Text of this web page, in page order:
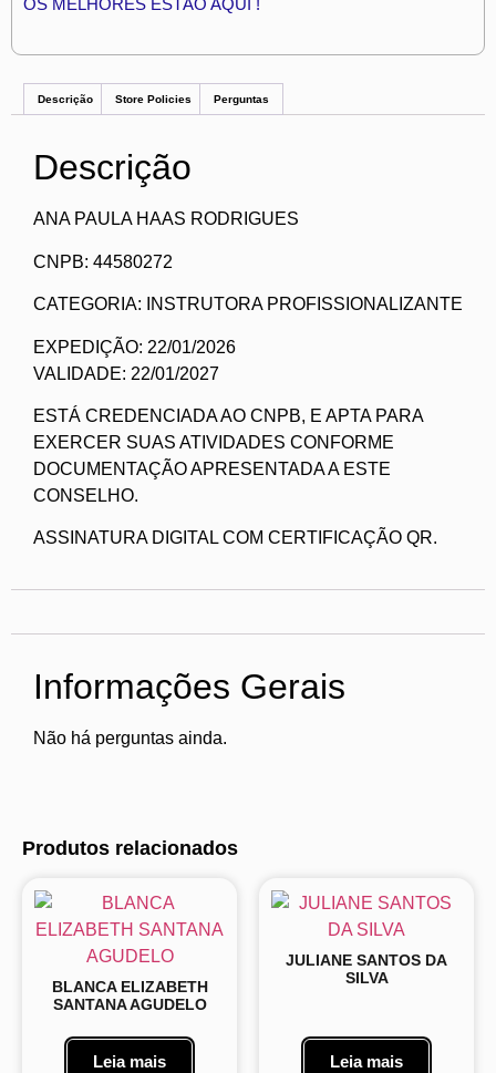
OS MELHORES ESTÃO AQUI !
Descrição Store Policies Perguntas
Descrição
ANA PAULA HAAS RODRIGUES
CNPB: 44580272
CATEGORIA: INSTRUTORA PROFISSIONALIZANTE
EXPEDIÇÃO: 22/01/2026
VALIDADE: 22/01/2027
ESTÁ CREDENCIADA AO CNPB, E APTA PARA
EXERCER SUAS ATIVIDADES CONFORME
DOCUMENTAÇÃO APRESENTADA A ESTE
CONSELHO.
ASSINATURA DIGITAL COM CERTIFICAÇÃO QR.
Informações Gerais
Não há perguntas ainda.
Produtos relacionados
BLANCA ELIZABETH
SANTANA AGUDELO
Leia mais
JULIANE SANTOS DA
SILVA
Leia mais